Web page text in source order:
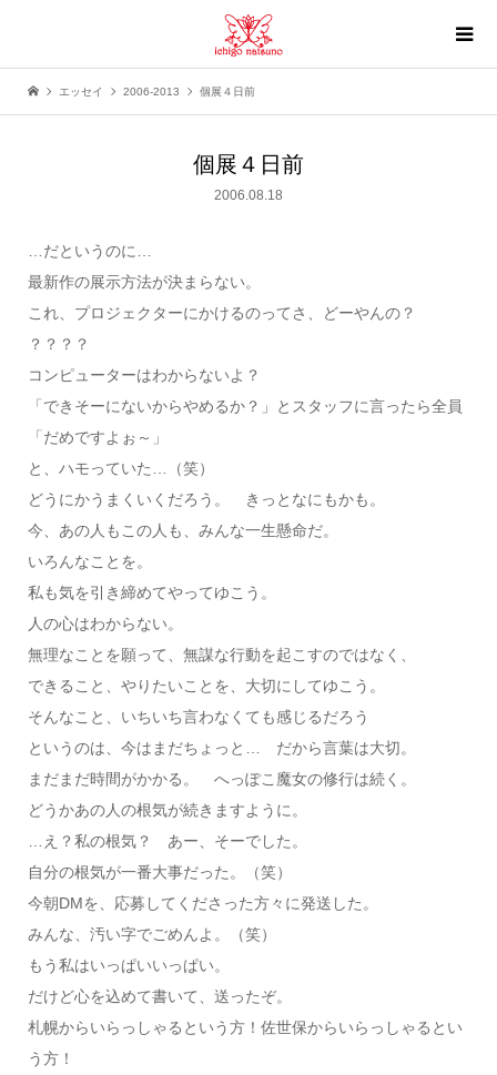
エッセイ 2006-2013 個展４日前
個展４日前
2006.08.18
…だというのに…
最新作の展示方法が決まらない。
これ、プロジェクターにかけるのってさ、どーやんの？
？？？？
コンピューターはわからないよ？
「できそーにないからやめるか？」とスタッフに言ったら全員
「だめですよぉ～」
と、ハモっていた…（笑）
どうにかうまくいくだろう。 きっとなにもかも。
今、あの人もこの人も、みんな一生懸命だ。
いろんなことを。
私も気を引き締めてやってゆこう。
人の心はわからない。
無理なことを願って、無謀な行動を起こすのではなく、
できること、やりたいことを、大切にしてゆこう。
そんなこと、いちいち言わなくても感じるだろう
というのは、今はまだちょっと… だから言葉は大切。
まだまだ時間がかかる。 へっぽこ魔女の修行は続く。
どうかあの人の根気が続きますように。
…え？私の根気？ あー、そーでした。
自分の根気が一番大事だった。（笑）
今朝DMを、応募してくださった方々に発送した。
みんな、汚い字でごめんよ。（笑）
もう私はいっぱいいっぱい。
だけど心を込めて書いて、送ったぞ。
札幌からいらっしゃるという方！佐世保からいらっしゃるとい
う方！